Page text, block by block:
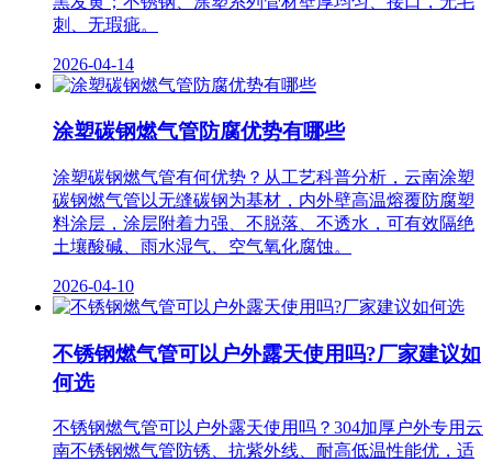
刺、无瑕疵。
2026-04-14
涂塑碳钢燃气管防腐优势有哪些
涂塑碳钢燃气管有何优势？从工艺科普分析，云南涂塑
碳钢燃气管以无缝碳钢为基材，内外壁高温熔覆防腐塑
料涂层，涂层附着力强、不脱落、不透水，可有效隔绝
土壤酸碱、雨水湿气、空气氧化腐蚀。
2026-04-10
不锈钢燃气管可以户外露天使用吗?厂家建议如
何选
不锈钢燃气管可以户外露天使用吗？304加厚户外专用云
南不锈钢燃气管防锈、抗紫外线、耐高低温性能优，适